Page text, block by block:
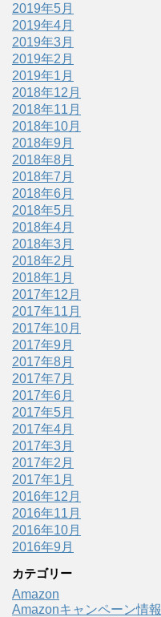
2019年5月
2019年4月
2019年3月
2019年2月
2019年1月
2018年12月
2018年11月
2018年10月
2018年9月
2018年8月
2018年7月
2018年6月
2018年5月
2018年4月
2018年3月
2018年2月
2018年1月
2017年12月
2017年11月
2017年10月
2017年9月
2017年8月
2017年7月
2017年6月
2017年5月
2017年4月
2017年3月
2017年2月
2017年1月
2016年12月
2016年11月
2016年10月
2016年9月
カテゴリー
Amazon
Amazonキャンペーン情報